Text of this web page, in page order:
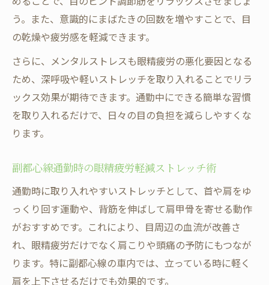
20-20-20ルールで眼精疲労を防ぐ実践ポイ
ント
スマホ作業中にできる眼精疲労予防の工夫
眼精疲労を感じたら20-20-20ルールでリセ
ット
長時間使用時の眼精疲労セルフケア習慣ま
か
症状が辛い時に頼れる眼精疲労対策の知恵
眼精疲労がやばい時に試したい応急対策法
辛い眼精疲労に効果的なマッサージ活用法
整骨院やリラクゼーションで眼精疲労をケ
ア
う。また、意識的にまばたきの回数を増やすことで、目
の乾燥や疲労感を軽減できます。
さらに、メンタルストレスも眼精疲労の悪化要因となる
ため、深呼吸や軽いストレッチを取り入れることでリラ
ックス効果が期待できます。通勤中にできる簡単な習慣
を取り入れるだけで、日々の目の負担を減らしやすくな
ります。
副都心線通勤時の眼精疲労軽減ストレッチ術
通勤時に取り入れやすいストレッチとして、首や肩をゆ
っくり回す運動や、背筋を伸ばして肩甲骨を寄せる動作
がおすすめです。これにより、目周辺の血流が改善さ
れ、眼精疲労だけでなく肩こりや頭痛の予防にもつなが
ります。特に副都心線の車内では、立っている時に軽く
肩を上下させるだけでも効果的です。